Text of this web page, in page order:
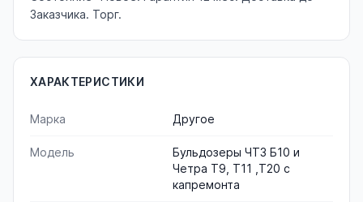
Заказчика. Торг.
ХАРАКТЕРИСТИКИ
Марка Другое
Модель
Бульдозеры ЧТЗ Б10 и
Четра Т9, Т11 ,Т20 с
капремонта